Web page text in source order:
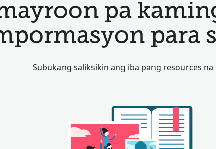
pa
para
Subukang saliksikin ang iba pang resources na